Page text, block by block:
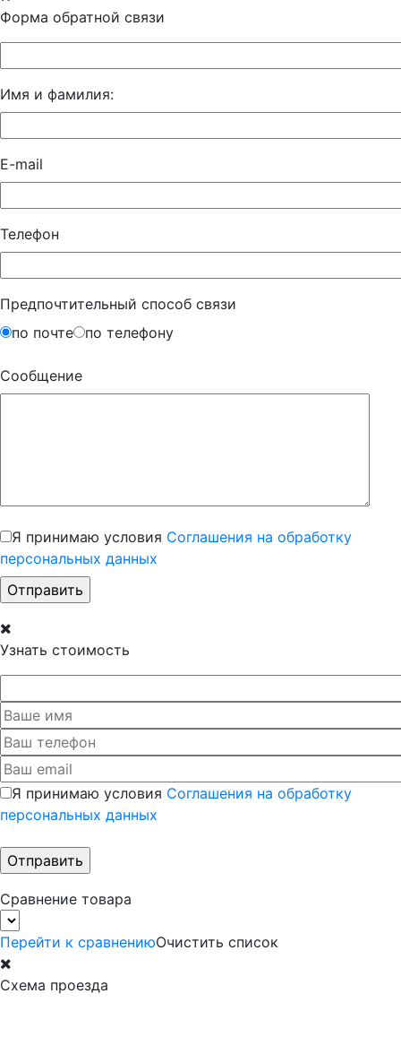
Форма обратной связи
Имя и фамилия:
E-mail
Телефон
Предпочтительный способ связи
по почте
по телефону
Сообщение
Я принимаю условия Соглашения на обработку
персональных данных
Узнать стоимость
Я принимаю условия Соглашения на обработку
персональных данных
Сравнение товара
Перейти к сравнениюОчистить список
Схема проезда